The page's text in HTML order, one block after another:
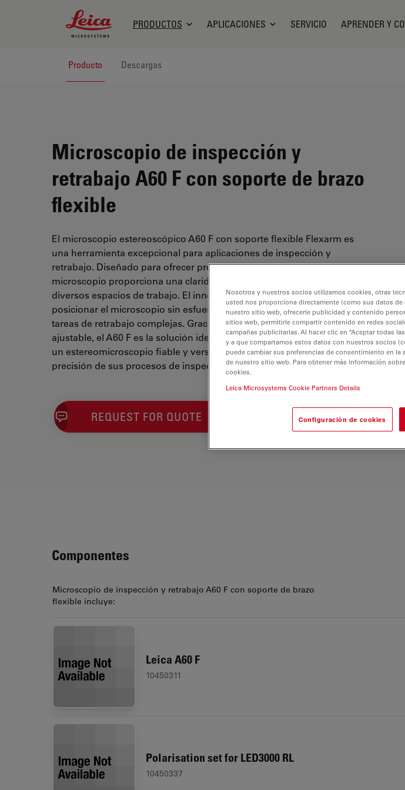
Leica Microsystems Logo
PRODUCTOS APLICACIONES SERVICIO APRENDER Y
Producto Descargas
Microscopio de inspección y
retrabajo A60 F con soporte de brazo
flexible
El microscopio estereoscópico A60 F con soporte flexible Flexarm es
una herramienta excepcional para aplicaciones de inspección y
retrabajo. Diseñado para ofrecer precisión y versatilidad, este
microscopio proporciona una claridad y flexibilidad inigualables en
diversos espacios de trabajo. El innovador soporte Flexarm permite
posicionar el microscopio sin esfuerzo para inspecciones detalladas y
tareas de retrabajo complejas. Gracias a su óptica superior y su diseño
ajustable, el A60 F es la solución ideal para profesionales que buscan
un estereomicroscopio fiable y versátil para mejorar la eficiencia y la
precisión de sus procesos de inspección y retrabajo.
REQUEST FOR QUOTE
Componentes
Microscopio de inspección y retrabajo A60 F con soporte de brazo
flexible incluye:
Leica A60 F
10450311
Polarisation set for LED3000 RL
10450337
Nosotros y nuestros socios utilizamos cookies, otras
usted nos proporciona directamente (como sus datos
nuestro sitio web, ofrecerle publicidad y contenido
sitios web, permitirle compartir contenido en redes
campañas publicitarias. Al hacer clic en “Aceptar todas
y a que compartamos estos datos con nuestros socios
puede cambiar sus preferencias de consentimiento en la
de nuestro sitio web. Para obtener más información
cookies.
Leica Microsystems Cookie Partners Details
Configuración de cookies